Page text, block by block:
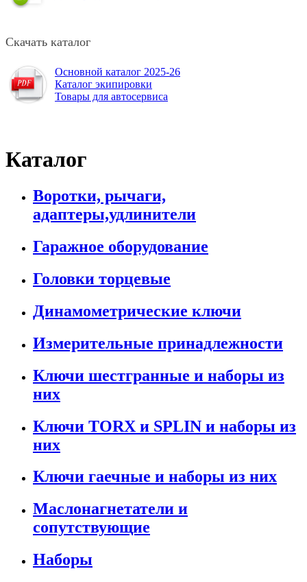
Скачать каталог
Основной каталог 2025-26
Каталог экипировки
Товары для автосервиса
Каталог
Воротки, рычаги,
адаптеры,удлинители
Гаражное оборудование
Головки торцевые
Динамометрические ключи
Измерительные принадлежности
Ключи шестгранные и наборы из
них
Ключи TORX и SPLIN и наборы из
них
Ключи гаечные и наборы из них
Маслонагнетатели и
сопутствующие
Наборы